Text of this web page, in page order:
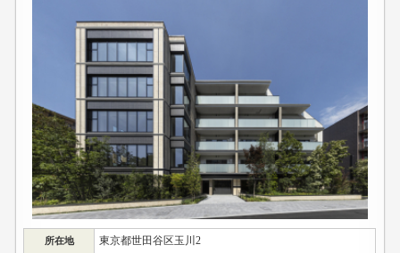
所在地 東京都世田谷区玉川2